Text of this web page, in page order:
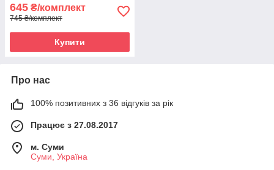
645 ₴/комплект
745 ₴/комплект
Купити
Про нас
100% позитивних з 36 відгуків за рік
Працює з 27.08.2017
м. Суми
Суми, Україна